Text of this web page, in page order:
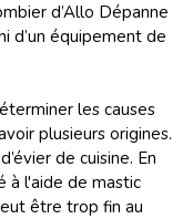
d’Allo Dépanne
d’un équipement de
les causes
plusieurs origines.
de cuisine. En
à l'aide de mastic
être trop fin au